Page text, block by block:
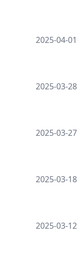
2025-04-01
2025-03-28
2025-03-27
2025-03-18
2025-03-12